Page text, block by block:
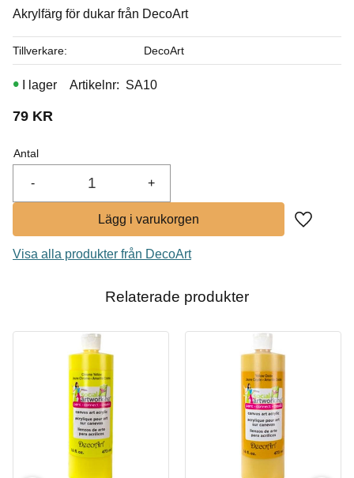
Akrylfärg för dukar från DecoArt
79 KR
Antal
+
-
Lägg till
I lager Artikelnr SA10
Tillverkare DecoArt
Visa alla produkter från DecoArt
Relaterade produkter